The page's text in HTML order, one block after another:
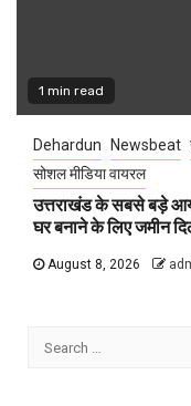
1 min read
Dehardun Newsbeat
सोशल मीडिया वायरल
उत्तराखंड के सबसे बड़े
घर बनाने के लिए जमीन
August 8, 2026
Search